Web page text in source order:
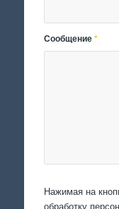
Сообщение*
Нажимая на
обработку